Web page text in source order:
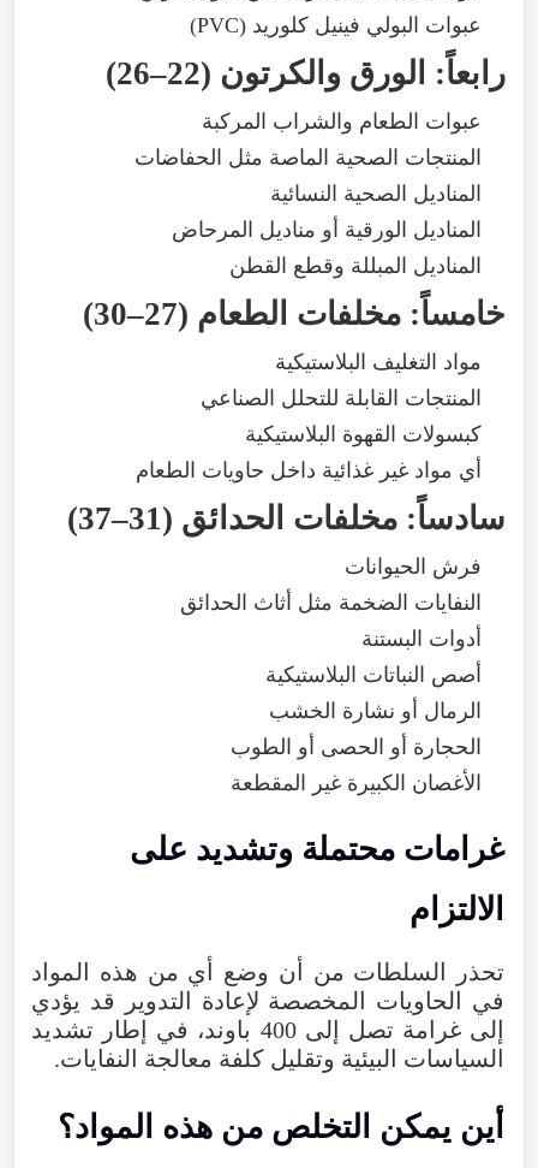
عبوات البولي فينيل كلوريد (
PVC
)
رابعاً: الورق والكرتون (
22–26
)
عبوات الطعام والشراب المركبة
المنتجات الصحية الماصة مثل الحفاضات
المناديل الصحية النسائية
المناديل الورقية أو مناديل المرحاض
المناديل المبللة وقطع القطن
خامساً: مخلفات الطعام (
27–30
)
مواد التغليف البلاستيكية
المنتجات القابلة للتحلل الصناعي
كبسولات القهوة البلاستيكية
أي مواد غير غذائية داخل حاويات الطعام
سادساً: مخلفات الحدائق (
31–37
)
فرش الحيوانات
النفايات الضخمة مثل أثاث الحدائق
أدوات البستنة
أصص النباتات البلاستيكية
الرمال أو نشارة الخشب
الحجارة أو الحصى أو الطوب
الأغصان الكبيرة غير المقطعة
غرامات محتملة وتشديد على
الالتزام
تحذر السلطات من أن وضع أي من هذه
المواد
في
الحاويات المخصصة لإعادة التدوير قد يؤدي
إلى غرامة تصل إلى 400 باوند، في إطار
تشديد
السياسات البيئية وتقليل كلفة معالجة النفايات.
أين يمكن التخلص من هذه المواد؟